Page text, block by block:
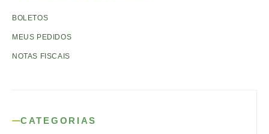
BOLETOS
MEUS PEDIDOS
NOTAS FISCAIS
CATEGORIAS